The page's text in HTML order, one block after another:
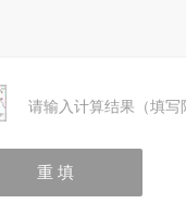
请输入计算结果（填